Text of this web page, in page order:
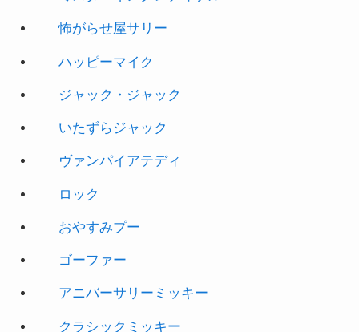
怖がらせ屋サリー
ハッピーマイク
ジャック・ジャック
いたずらジャック
ヴァンパイアテディ
ロック
おやすみプー
ゴーファー
アニバーサリーミッキー
クラシックミッキー